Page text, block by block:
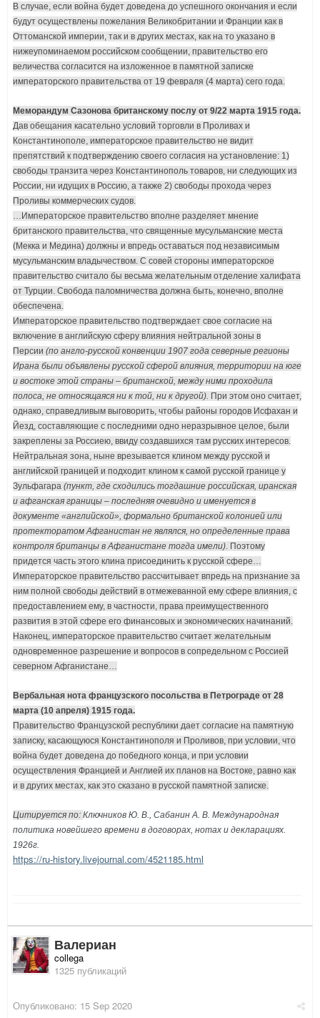
В случае, если война будет доведена до успешного окончания и если
будут осуществлены пожелания Великобритании и Франции как в
Оттоманской империи, так и в других местах, как на то указано в
нижеупоминаемом российском сообщении, правительство его
величества согласится на изложенное в памятной записке
императорского правительства от 19 февраля (4 марта) сего года.
Меморандум Сазонова британскому послу от 9/22 марта 1915 года.
Дав обещания касательно условий торговли в Проливах и
Константинополе, императорское правительство не видит
препятствий к подтверждению своего согласия на установление: 1)
свободы транзита через Константинополь товаров, ни следующих из
России, ни идущих в Россию, а также 2) свободы прохода через
Проливы коммерческих судов.
…Императорское правительство вполне разделяет мнение
британского правительства, что священные мусульманские места
(Мекка и Медина) должны и впредь оставаться под независимым
мусульманским владычеством. С совей стороны императорское
правительство считало бы весьма желательным отделение халифата
от Турции. Свобода паломничества должна быть, конечно, вполне
обеспечена.
Императорское правительство подтверждает свое согласие на
включение в английскую сферу влияния нейтральной зоны в
Персии (по англо-русской конвенции 1907 года северные регионы
Ирана были объявлены русской сферой влияния, территории на юге
и востоке этой страны – британской, между ними проходила
полоса, не относящаяся ни к той, ни к другой). При этом оно считает,
однако, справедливым выговорить, чтобы районы городов Исфахан и
Йезд, составляющие с последними одно неразрывное целое, были
закреплены за Россиею, ввиду создавшихся там русских интересов.
Нейтральная зона, ныне врезывается клином между русской и
английской границей и подходит клином к самой русской границе у
Зульфагара (пункт, где сходились тогдашние российская, иранская
и афганская границы – последняя очевидно и именуется в
документе «английской», формально британской колонией или
протекторатом Афганистан не являлся, но определенные права
контроля британцы в Афганистане тогда имели). Поэтому
придется часть этого клина присоединить к русской сфере…
Императорское правительство рассчитывает впредь на признание за
ним полной свободы действий в отмежеванной ему сфере влияния, с
предоставлением ему, в частности, права преимущественного
развития в этой сфере его финансовых и экономических начинаний.
Наконец, императорское правительство считает желательным
одновременное разрешение и вопросов в сопредельном с Россией
северном Афганистане…
Вербальная нота французского посольства в Петрограде от 28
марта (10 апреля) 1915 года.
Правительство Французской республики дает согласие на памятную
записку, касающуюся Константинополя и Проливов, при условии, что
война будет доведена до победного конца, и при условии
осуществления Францией и Англией их планов на Востоке, равно как
и в других местах, как это сказано в русской памятной записке.
Цитируется по: Ключников Ю. В., Сабанин А. В. Международная
политика новейшего времени в договорах, нотах и декларациях.
1926г.
https://ru-history.livejournal.com/4521185.html
Валериан
collega
1325 публикаций
Опубликовано: 15 Sep 2020